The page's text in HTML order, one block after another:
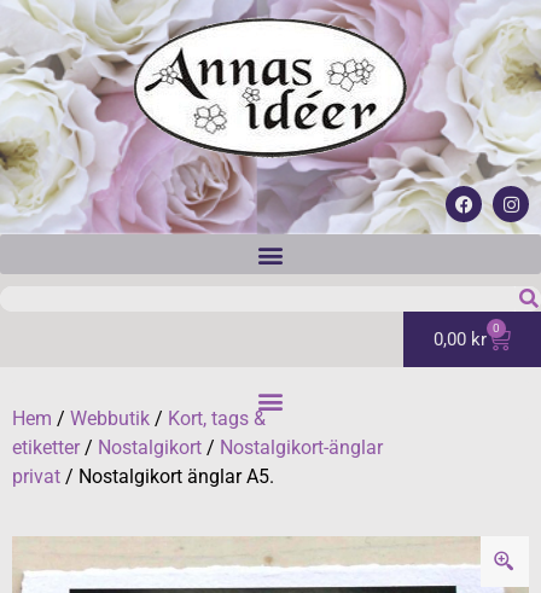
0,00 kr 0
Hem / Webbutik / Kort, tags &
etiketter/ Nostalgikort / Nostalgikort-änglar
privat / Nostalgikort änglar A5.